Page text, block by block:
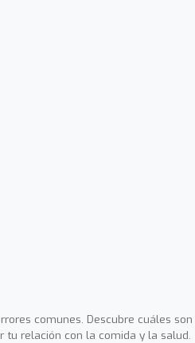
comunes. Descubre cuáles son
tu relación con la comida y la salud.